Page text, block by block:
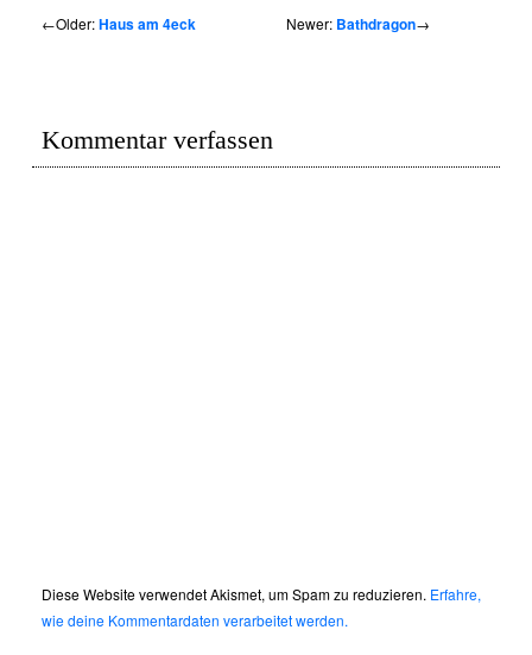
←Older:Haus am 4eck Newer: Bathdragon→
Kommentar verfassen
Diese Website verwendet Akismet, um Spam zu reduzieren. Erfahre,
wie deine Kommentardaten verarbeitet werden.